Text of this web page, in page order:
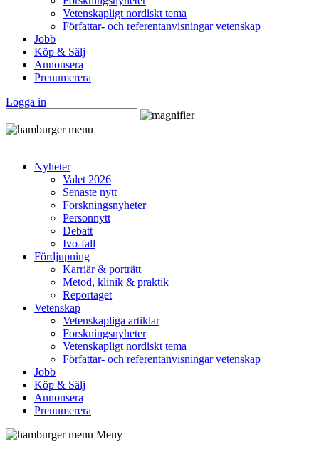
Vetenskapligt nordiskt tema
Författar- och referentanvisningar vetenskap
Jobb
Köp & Sälj
Annonsera
Prenumerera
Logga in
Nyheter
Valet 2026
Senaste nytt
Forskningsnyheter
Personnytt
Debatt
Ivo-fall
Fördjupning
Karriär & porträtt
Metod, klinik & praktik
Reportaget
Vetenskap
Vetenskapliga artiklar
Forskningsnyheter
Vetenskapligt nordiskt tema
Författar- och referentanvisningar vetenskap
Jobb
Köp & Sälj
Annonsera
Prenumerera
Meny